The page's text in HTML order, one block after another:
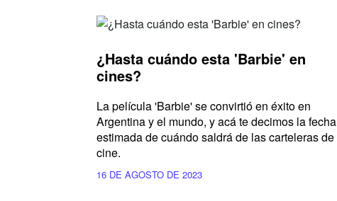
¿Hasta cuándo esta 'Barbie' en
cines?
La película 'Barbie' se convirtió en éxito en
Argentina y el mundo, y acá te decimos la fecha
estimada de cuándo saldrá de las carteleras de
cine.
16 DE AGOSTO DE 2023